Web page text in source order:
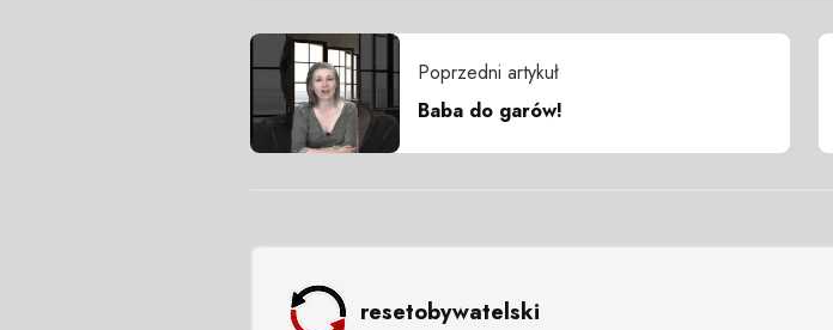
Poprzedni artykuł
Baba do garów!
resetobywatelski